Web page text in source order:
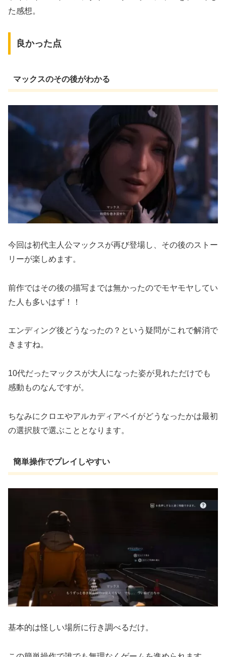
た感想。
良かった点
マックスのその後がわかる
今回は初代主人公マックスが再び登場し、その後のストー
リーが楽しめます。
前作ではその後の描写までは無かったのでモヤモヤしてい
た人も多いはず！！
エンディング後どうなったの？という疑問がこれで解消で
きますね。
10代だったマックスが大人になった姿が見れただけでも
感動ものなんですが。
ちなみにクロエやアルカディアベイがどうなったかは最初
の選択肢で選ぶこととなります。
簡単操作でプレイしやすい
基本的は怪しい場所に行き調べるだけ。